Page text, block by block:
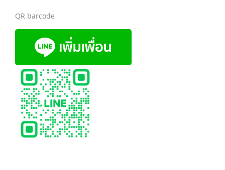
QR barcode